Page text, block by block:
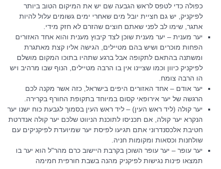
כפולה כדי לטפס לראש הגבעה שם יש את המיקום הטוב ביותר
לפיקניק, יש גם חציית יובל מים שאחרי ימים גשומים עלול להיות
אתגר, שימו לב לפני שאתם חוצים שהזרם לא חזק מידי.
יער מענית – יער מענית שוכן לצד קיבוץ מענית והוא אחד האזורים
הפחות מוכרים ושיש בהם מטיילים, הגישה אליו קצת מאתגרת
ומשתנה בהתאם לתקופה אבל ברגע שתהיו בתוכו המקום מושלם
לפיקניק כיוון וכמו שציינו אין בו הרבה מטיילים, הנוף שבו מרהיב ויש
הו הרבה צומח.
יער אודם – אחד האזורים היפים בישראל, כזה אשר מקנה לכם
הרגשה של יער אירופאי קסום במיוחד בתקופת החורף בקרירה.
יער קולה (ליד ראש העין) – ליד ראש העין בסמוך לגבעת כוח ישנו יער
הנקרא יער קולה, אם תכניסו לתוכנת הניווט שלכם יער קולה אנדרטת
חטיבת אלכסנדרוני אתם תגיעו לפיסת יער שמיועדת לפיקניקים עם
שולחנות וכסאות ומקומות חניה.
יער עופר – יער עופר השוכן בקרבת היישוב כרם מהר"ל הוא יער בו
תמצאו פינות נגישות לפיקניק מהנה בשבת חורפית חמימה